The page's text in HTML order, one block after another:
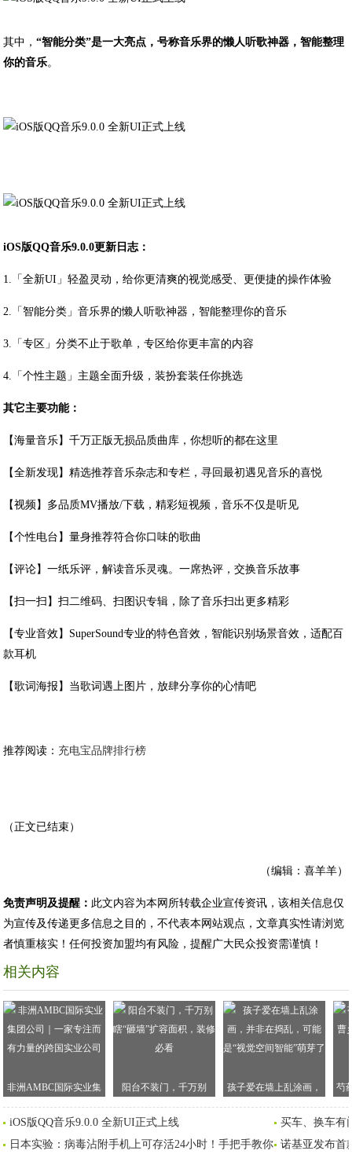
其中，“智能分类”是一大亮点，号称音乐界的懒人听歌神器，智能整理
你的音乐。
iOS版QQ音乐9.0.0更新日志：
1.「全新UI」轻盈灵动，给你更清爽的视觉感受、更便捷的操作体验
2.「智能分类」音乐界的懒人听歌神器，智能整理你的音乐
3.「专区」分类不止于歌单，专区给你更丰富的内容
4.「个性主题」主题全面升级，装扮套装任你挑选
其它主要功能：
【海量音乐】千万正版无损品质曲库，你想听的都在这里
【全新发现】精选推荐音乐杂志和专栏，寻回最初遇见音乐的喜悦
【视频】多品质MV播放/下载，精彩短视频，音乐不仅是听见
【个性电台】量身推荐符合你口味的歌曲
【评论】一纸乐评，解读音乐灵魂。一席热评，交换音乐故事
【扫一扫】扫二维码、扫图识专辑，除了音乐扫出更多精彩
【专业音效】SuperSound专业的特色音效，智能识别场景音效，适配百
款耳机
【歌词海报】当歌词遇上图片，放肆分享你的心情吧
推荐阅读： 充电宝品牌排行榜
（正文已结束）
（编辑：喜羊羊）
免责声明及提醒： 此文内容为本网所转载企业宣传资讯，该相关信息仅
为宣传及传递更多信息之目的，不代表本网站观点，文章真实性请浏览
者慎重核实！任何投资加盟均有风险，提醒广大民众投资需谨慎！
相关内容
非洲AMBC国际实业集
团公司｜一家专注而有
力量的跨国实业公司
阳台不装门，千万别
瞎“砸墙”扩容面积，装修
必看
孩子爱在墙上乱涂画，
并非在捣乱，可能是“视
觉空间智能”萌芽了
芍
乡
iOS版QQ音乐9.0.0 全新UI正式上线
买车、换车有
日本实验：病毒沾附手机上可存活24小时！手把手教你
诺基亚发布首